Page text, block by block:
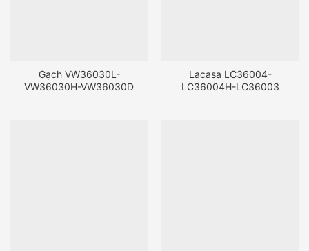
Gạch VW36030L-
VW36030H-VW36030D
Lacasa LC36004-
LC36004H-LC36003